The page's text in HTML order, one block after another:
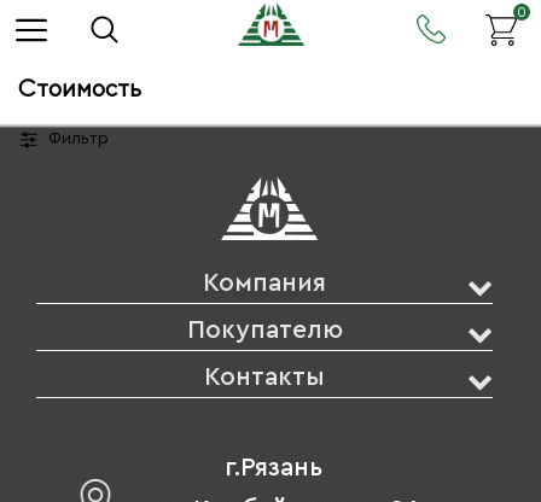
0
Стоимость
Фильтр
Компания
Покупателю
Контакты
г.Рязань